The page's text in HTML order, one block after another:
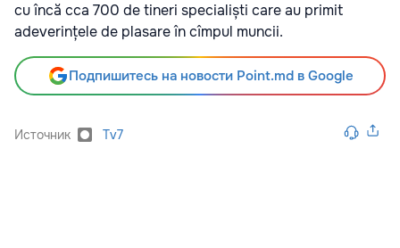
cu încă cca 700 de tineri specialiști care au primit
adeverințele de plasare în cîmpul muncii.
Подпишитесь на новости Point.md в Google
Источник Tv7